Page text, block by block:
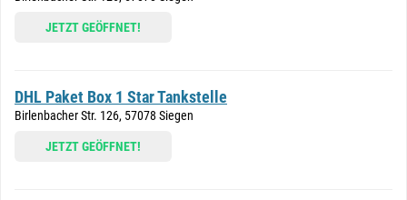
JETZT GEÖFFNET!
DHL Paket Box 1 Star Tankstelle
Birlenbacher Str. 126, 57078 Siegen
JETZT GEÖFFNET!